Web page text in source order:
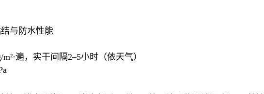
与防水性能
遍，实干间隔2–5小时（依天气）